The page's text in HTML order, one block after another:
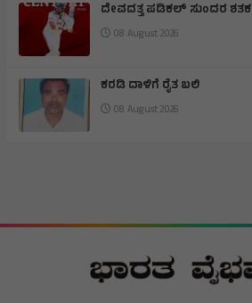
ದೇವದತ್ತ ಪಡಿಕಲ್ ಸುಂದರ ಶತಕ
08 August 2026
ಕರಡಿ ದಾಳಿಗೆ ರೈತ ಬಲಿ
08 August 2026